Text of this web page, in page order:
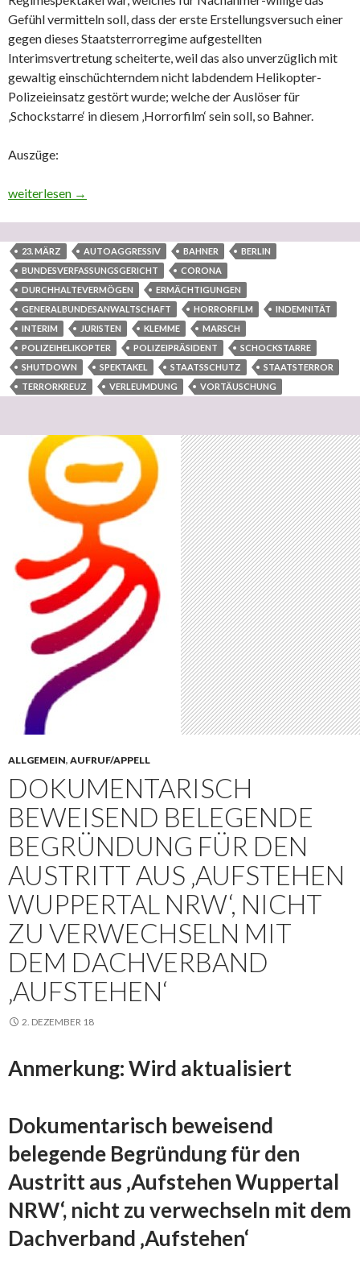
Gefühl vermitteln soll, dass der erste Erstellungsversuch einer
gegen dieses Staatsterrorregime aufgestellten
Interimsvertretung scheiterte, weil das also unverzüglich mit
gewaltig einschüchterndem nicht labdendem Helikopter-
Polizeieinsatz gestört wurde; welche der Auslöser für
‚Schockstarre‘ in diesem ‚Horrorfilm‘ sein soll, so Bahner.
Auszüge:
Bahner führte ein gemeinsames Regimespektakel vor – oder
weiterlesen →
23. MÄRZ AUTOAGGRESSIV BAHNER
BERLIN
BUNDESVERFASSUNGSGERICHT
CORONA
DURCHHALTEVERMÖGEN
ERMÄCHTIGUNGEN
GENERALBUNDESANWALTSCHAFT
HORRORFILM
INDEMNITÄT
INTERIM
JURISTEN KLEMME
MARSCH
POLIZEIHELIKOPTER
POLIZEIPRÄSIDENT
SCHOCKSTARRE
SHUTDOWN
SPEKTAKEL STAATSSCHUTZ
STAATSTERROR
TERRORKREUZ
VERLEUMDUNG VORTÄUSCHUNG
ALLGEMEIN, AUFRUF/APPELL
DOKUMENTARISCH
BEWEISEND BELEGENDE
BEGRÜNDUNG FÜR DEN
AUSTRITT AUS ‚AUFSTEHEN
WUPPERTAL NRW‘, NICHT
ZU VERWECHSELN MIT
DEM DACHVERBAND
‚AUFSTEHEN‘
2. DEZEMBER 18
Anmerkung: Wird aktualisiert
Dokumentarisch beweisend
belegende Begründung für den
Austritt aus ‚Aufstehen Wuppertal
NRW‘, nicht zu verwechseln mit dem
Dachverband ‚Aufstehen‘